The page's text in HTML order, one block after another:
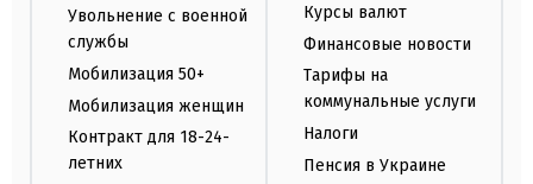
Увольнение с военной
службы
Мобилизация 50+
Мобилизация женщин
Контракт для 18-24-
летних
Курсы валют
Финансовые новости
Тарифы на
коммунальные услуги
Налоги
Пенсия в Украине